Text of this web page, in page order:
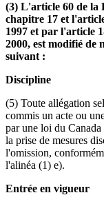
(3) L'article 60 de la
chapitre 17 et
1997 et par l'article
2000, est modifié
suivant :
Discipline
(5) Toute allégation
commis un acte ou
par une loi du
la prise de mesures
l'omission,
l'alinéa (1) e).
Entrée en vigueur